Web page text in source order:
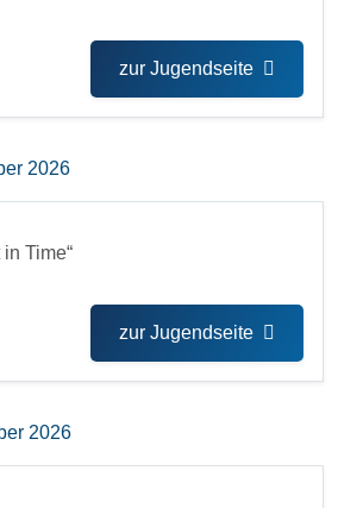
zur Jugendseite
2026
Time“
zur Jugendseite
2026